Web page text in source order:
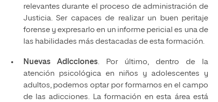
relevantes durante el proceso de administración de
Justicia. Ser capaces de realizar un buen peritaje
forense y expresarlo en un informe pericial es una de
las habilidades más destacadas de esta formación.
Nuevas Adicciones. Por último, dentro de la
atención psicológica en niños y adolescentes y
adultos, podemos optar por formarnos en el campo
de las adicciones. La formación en esta área está